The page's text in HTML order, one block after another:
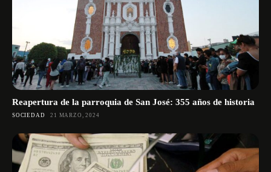
Reapertura de la parroquia de San José: 355 años de historia
SOCIEDAD 21 MARZO, 2024